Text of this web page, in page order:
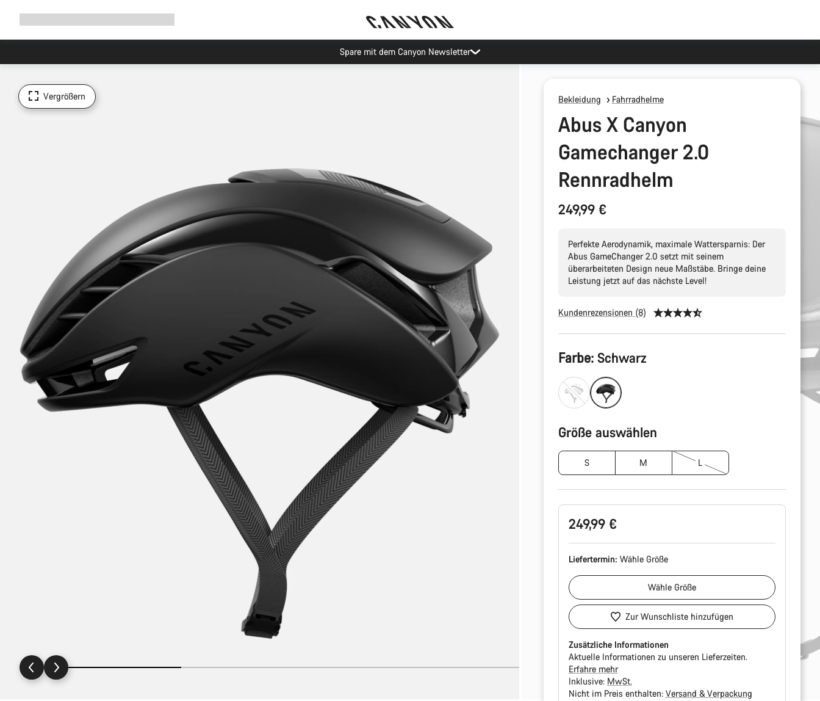
Spare mit dem Canyon Newsletter
Vergrößern Bekleidung Fahrradhelme
Abus X Canyon
Gamechanger 2.0
Rennradhelm
249,99 €
Perfekte Aerodynamik, maximale Wattersparnis: Der
Abus GameChanger 2.0 setzt mit seinem
überarbeiteten Design neue Maßstäbe. Bringe deine
Leistung jetzt auf das nächste Level!
Kundenrezensionen (8)
Produktkonfiguration
Farbe: Schwarz
Größe auswählen
S M L
249,99 €
Liefertermin: Wähle Größe
Wähle Größe
Zur Wunschliste hinzufügen
Zusätzliche Informationen
Aktuelle Informationen zu unseren Lieferzeiten.
Erfahre mehr
Inklusive: MwSt.
Nicht im Preis enthalten: Versand & Verpackung